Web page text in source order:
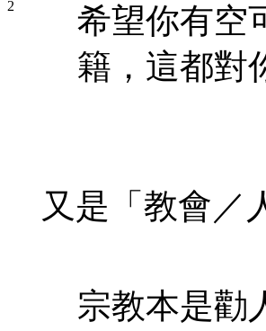
希望你有空
籍，這都對
又是「教會／
宗教本是勸